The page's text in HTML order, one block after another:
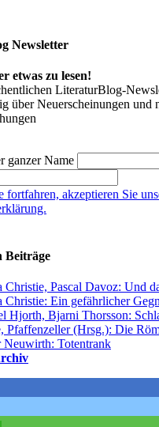
Newsletter
etwas zu lesen!
LiteraturBlog-
über Neuerscheinungen und
ganzer Name
fortfahren, akzeptieren Sie
Beiträge
Christie, Pascal Davoz: Und
Christie: Ein gefährlicher
Hjorth, Bjarni Thorsson:
Pfaffenzeller (Hrsg.): Die
Neuwirth: Totentrank